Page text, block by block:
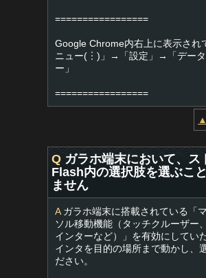
=================
Google Chrome内右上に表示され
ニュー(︙)」→「設定」→「デー
ー」
=================
Q ガラホ端末において、ス
Flash内の選択肢を選ぶこ
ません
Aガラホ端末に搭載されている「
ソル移動機能（タッチクルーザー
インターなど）」を有効にしてい
インタを目的の場所まで動かし、
ださい。